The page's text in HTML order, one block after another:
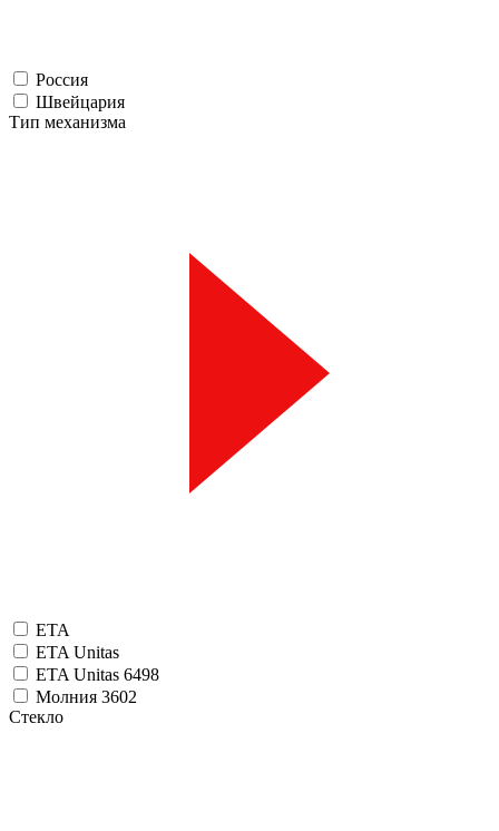
Россия
Швейцария
Тип механизма
ETA
ETA Unitas
ETA Unitas 6498
Молния 3602
Стекло